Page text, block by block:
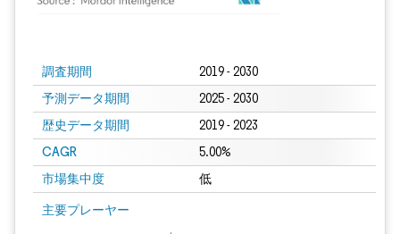
調査期間 2019 - 2030
予測データ期間 2025 - 2030
歴史データ期間 2019 - 2023
CAGR 5.00%
市場集中度 低
主要プレーヤー